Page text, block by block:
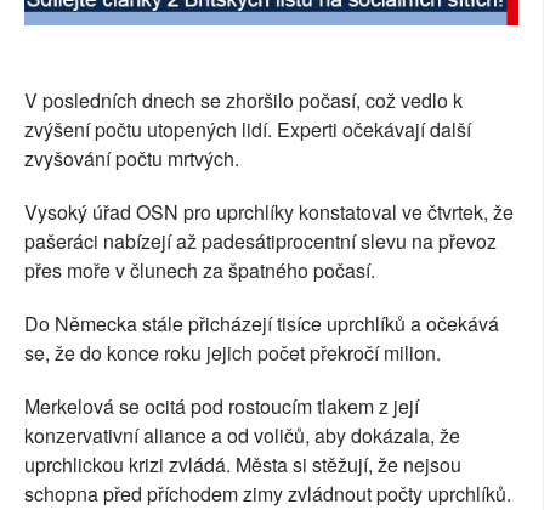
V posledních dnech se zhoršilo počasí, což vedlo k
zvýšení počtu utopených lidí. Experti očekávají další
zvyšování počtu mrtvých.
Vysoký úřad OSN pro uprchlíky konstatoval ve čtvrtek, že
pašeráci nabízejí až padesátiprocentní slevu na převoz
přes moře v člunech za špatného počasí.
Do Německa stále přicházejí tisíce uprchlíků a očekává
se, že do konce roku jejich počet překročí milion.
Merkelová se ocitá pod rostoucím tlakem z její
konzervativní aliance a od voličů, aby dokázala, že
uprchlickou krizi zvládá. Města si stěžují, že nejsou
schopna před příchodem zimy zvládnout počty uprchlíků.